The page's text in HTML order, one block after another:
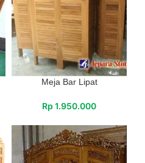
Meja Bar Lipat
Rp 1.950.000